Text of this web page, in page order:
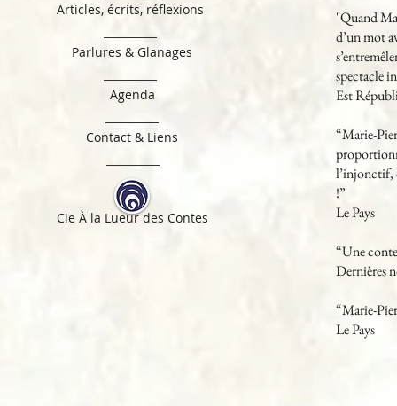
"Quand
d’un mot
spectacle
Est
“Marie-
l’injonctif,
!”
Le Pays
“Une
Dernières
“Marie-
Le Pays
Contact & Liens
Cie À la Lueur des Contes
Parlures & Glanages
Agenda
Articles, écrits, réflexions